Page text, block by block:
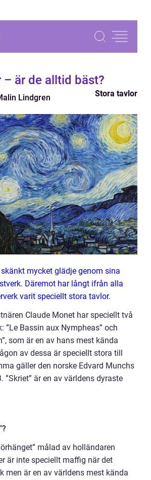
– är de alltid bäst?
Lindgren Stora tavlor
mycket glädje genom sina
Däremot har långt ifrån alla
varit speciellt stora tavlor.
Claude Monet har speciellt två
”Le Bassin aux Nympheas” och
som är en av hans mest kända
av dessa är speciellt stora till
gäller den norske Edvard Munchs
”Skriet” är en av världens dyraste
målad av holländaren
är inte speciellt maffig när det
men är en av världens mest kända